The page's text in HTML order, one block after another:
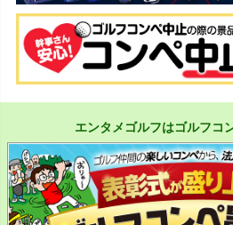
エンタメゴルフはゴルフコ